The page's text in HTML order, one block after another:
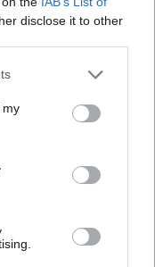
disclose it to other
my